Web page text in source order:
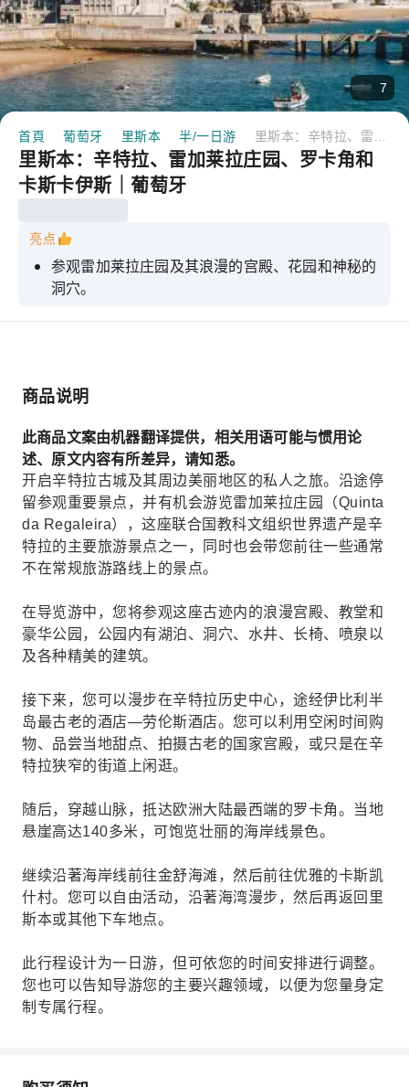
7
首頁 葡萄牙 里斯本 半/一日游
里斯本：辛特拉、雷加莱拉庄园、罗卡角和
卡斯卡伊斯｜葡萄牙
亮点
参观雷加莱拉庄园及其浪漫的宫殿、花园和神秘的
洞穴。
您可以自由活动，探索辛特拉的历史中心。
沿著卡斯凯什湾漫步。
商品说明
此商品文案由机器翻译提供，相关用语可能与惯用论
述、原文内容有所差异，请知悉。
开启辛特拉古城及其周边美丽地区的私人之旅。沿途停
留参观重要景点，并有机会游览雷加莱拉庄园（Quinta
da Regaleira），这座联合国教科文组织世界遗产是辛
特拉的主要旅游景点之一，同时也会带您前往一些通常
不在常规旅游路线上的景点。
在导览游中，您将参观这座古迹内的浪漫宫殿、教堂和
豪华公园，公园内有湖泊、洞穴、水井、长椅、喷泉以
及各种精美的建筑。
接下来，您可以漫步在辛特拉历史中心，途经伊比利半
岛最古老的酒店—劳伦斯酒店。您可以利用空闲时间购
物、品尝当地甜点、拍摄古老的国家宫殿，或只是在辛
特拉狭窄的街道上闲逛。
随后，穿越山脉，抵达欧洲大陆最西端的罗卡角。当地
悬崖高达140多米，可饱览壮丽的海岸线景色。
继续沿著海岸线前往金舒海滩，然后前往优雅的卡斯凯
什村。您可以自由活动，沿著海湾漫步，然后再返回里
斯本或其他下车地点。
此行程设计为一日游，但可依您的时间安排进行调整。
您也可以告知导游您的主要兴趣领域，以便为您量身定
制专属行程。